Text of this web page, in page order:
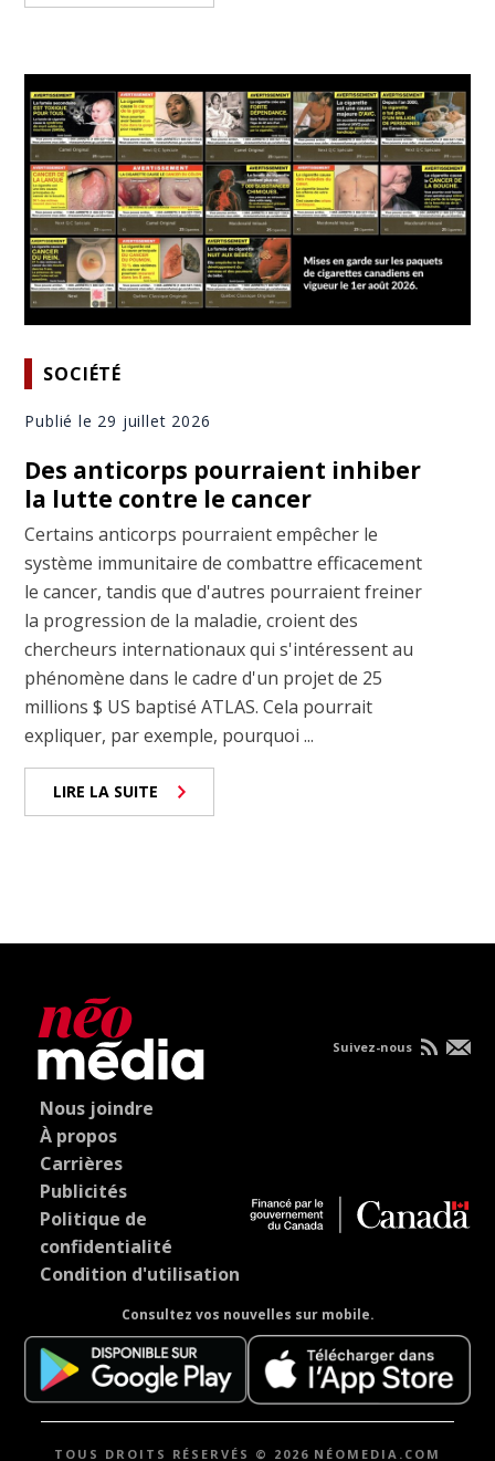
SOCIÉTÉ
Publié le 29 juillet 2026
Des anticorps pourraient inhiber
la lutte contre le cancer
Certains anticorps pourraient empêcher le
système immunitaire de combattre efficacement
le cancer, tandis que d'autres pourraient freiner
la progression de la maladie, croient des
chercheurs internationaux qui s'intéressent au
phénomène dans le cadre d'un projet de 25
millions $ US baptisé ATLAS. Cela pourrait
expliquer, par exemple, pourquoi ...
LIRE LA SUITE
Nous joindre
À propos
Carrières
Publicités
Politique de
confidentialité
Condition d'utilisation
Consultez vos nouvelles sur mobile.
Suivez-nous
TOUS DROITS RÉSERVÉS © 2026 NÉOMEDIA.COM